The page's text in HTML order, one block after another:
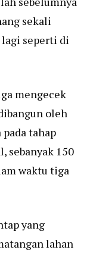
sekali
seperti di
mengecek
oleh
tahap
sebanyak 150
waktu tiga
yang
lahan